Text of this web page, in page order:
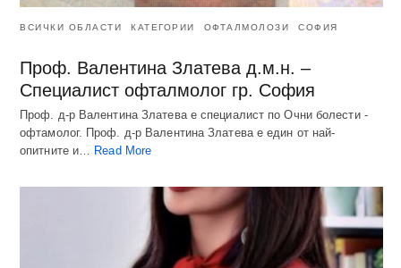
ВСИЧКИ ОБЛАСТИ КАТЕГОРИИ ОФТАЛМОЛОЗИ СОФИЯ
Проф. Валентина Златева д.м.н. –
Специалист офталмолог гр. София
Проф. д-р Валентина Златева е специалист по Очни болести -
офтамолог. Проф. д-р Валентина Златева е един от най-
опитните и… Read More